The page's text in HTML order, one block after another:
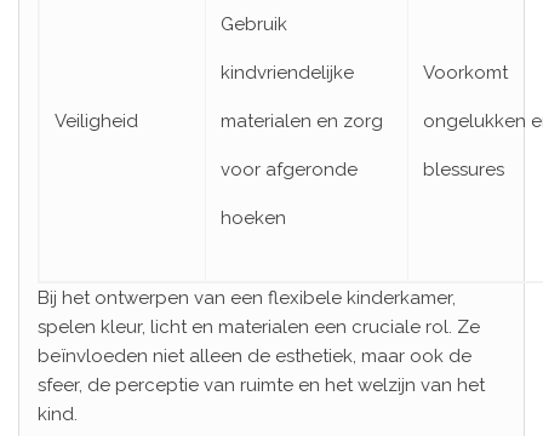
Veiligheid
Gebruik
kindvriendelijke
materialen en zorg
voor afgeronde
hoeken
Voorkomt
ongelukken
blessures
Bij het ontwerpen van een flexibele kinderkamer,
spelen kleur, licht en materialen een cruciale rol. Ze
beïnvloeden niet alleen de esthetiek, maar ook de
sfeer, de perceptie van ruimte en het welzijn van het
kind.